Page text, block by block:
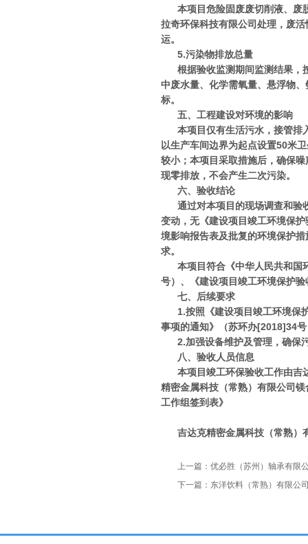
本项目危险固废废切削液、废
拉奇环保科技有限公司处理，废
运。
5.污染物排放总量
根据验收监测期间监测结果，
中废水量、化学需氧量、悬浮物
标。
五、工程建设对环境的影响
本项目仅有生活污水，接管排
以生产车间边界为起点设置50米
较小；本项目采取措施后，确保
现零排放，不会产生二次污染。
六、验收结论
通过对本项目的现场调查和验
变动，无《建设项目竣工环境保
境影响报告表及批复的环境保护
求。
本项目符合《中华人民共和国
号）、《建设项目竣工环境保护
七、后续要求
1.按照《建设项目竣工环境保
事项的通知》（苏环办[2018]34
2.加强设备维护及管理，确保
八、验收人员信息
本项目竣工环保验收工作由吉
精密金属科技（常熟）有限公司
工作组签到表》
吉达克精密金属科
上一篇： 优必胜（苏州）轴承有限
下一篇： 东洋饮料（常熟）有限公